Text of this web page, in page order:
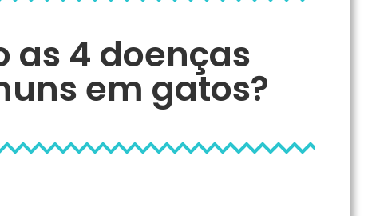
as 4 doenças
em gatos?